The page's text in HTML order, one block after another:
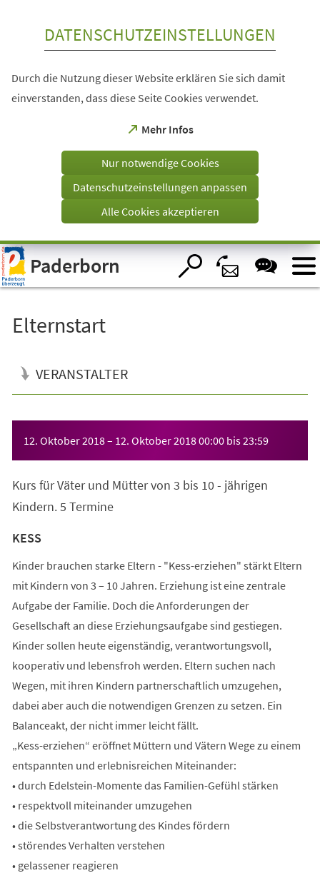
Visuelle
Assistenzsoftware
öffnen.
DATENSCHUTZEINSTELLUNGEN
Durch die Nutzung dieser Website erklären Sie sich damit
einverstanden, dass diese Seite Cookies verwendet.
Mehr Infos
(Öffnet
einem
Tab)
Nur notwendige Cookies
Datenschutzeinstellungen anpassen
Alle Cookies akzeptieren
Paderborn
Elternstart
VERANSTALTER
12. Oktober 2018– 12. Oktober 201800:00 bis23:59
Kurs für Väter und Mütter von 3 bis 10 - jährigen
Kindern. 5 Termine
KESS
Kinder brauchen starke Eltern - "Kess-erziehen" stärkt Eltern
mit Kindern von 3 – 10 Jahren. Erziehung ist eine zentrale
Aufgabe der Familie. Doch die Anforderungen der
Gesellschaft an diese Erziehungsaufgabe sind gestiegen.
Kinder sollen heute eigenständig, verantwortungsvoll,
kooperativ und lebensfroh werden. Eltern suchen nach
Wegen, mit ihren Kindern partnerschaftlich umzugehen,
dabei aber auch die notwendigen Grenzen zu setzen. Ein
Balanceakt, der nicht immer leicht fällt.
„Kess-erziehen“ eröffnet Müttern und Vätern Wege zu einem
entspannten und erlebnisreichen Miteinander:
• durch Edelstein-Momente das Familien-Gefühl stärken
• respektvoll miteinander umzugehen
• die Selbstverantwortung des Kindes fördern
• störendes Verhalten verstehen
• gelassener reagieren